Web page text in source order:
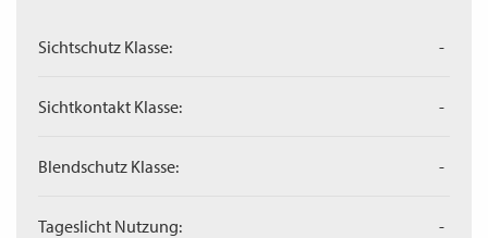
Sichtschutz Klasse: -
Sichtkontakt Klasse: -
Blendschutz Klasse: -
Tageslicht Nutzung: -